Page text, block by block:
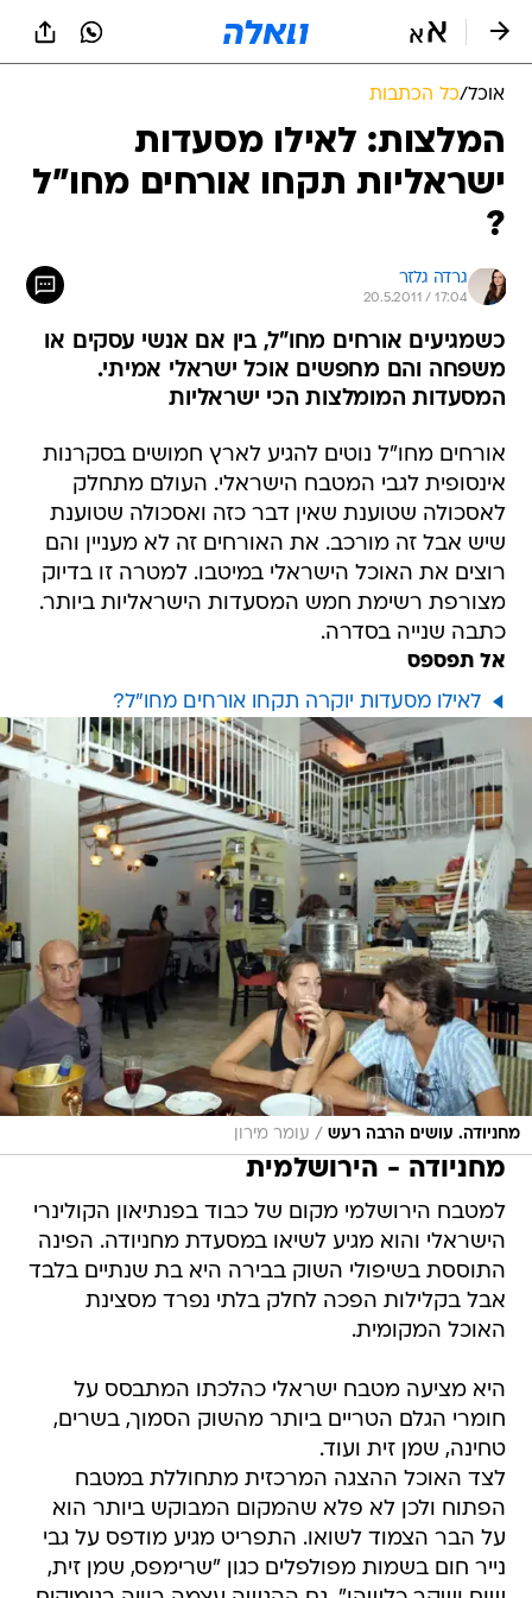
אוכל/כל הכתבות
המלצות: לאילו מסעדות
ישראליות תקחו אורחים מחו"ל
?
גרדה גלזר
20.5.2011 / 17:04
כשמגיעים אורחים מחו"ל, בין אם אנשי עסקים או
משפחה והם מחפשים אוכל ישראלי אמיתי.
המסעדות המומלצות הכי ישראליות
אורחים מחו"ל נוטים להגיע לארץ חמושים בסקרנות
אינסופית לגבי המטבח הישראלי. העולם מתחלק
לאסכולה שטוענת שאין דבר כזה ואסכולה שטוענת
שיש אבל זה מורכב. את האורחים זה לא מעניין והם
רוצים את האוכל הישראלי במיטבו. למטרה זו בדיוק
מצורפת רשימת חמש המסעדות הישראליות ביותר.
כתבה שנייה בסדרה.
אל תפספס
לאילו מסעדות יוקרה תקחו אורחים מחו"ל?
מחניודה. עושים הרבה רעש / עומר מירון
מחניודה - הירושלמית
למטבח הירושלמי מקום של כבוד בפנתיאון הקולינרי
הישראלי והוא מגיע לשיאו במסעדת מחניודה. הפינה
התוססת בשיפולי השוק בבירה היא בת שנתיים בלבד
אבל בקלילות הפכה לחלק בלתי נפרד מסצינת
האוכל המקומית.
היא מציעה מטבח ישראלי כהלכתו המתבסס על
חומרי הגלם הטריים ביותר מהשוק הסמוך, בשרים,
טחינה, שמן זית ועוד.
לצד האוכל ההצגה המרכזית מתחוללת במטבח
הפתוח ולכן לא פלא שהמקום המבוקש ביותר הוא
על הבר הצמוד לשואו. התפריט מגיע מודפס על גבי
נייר חום בשמות מפולפלים כגון "שרימפס, שמן זית,